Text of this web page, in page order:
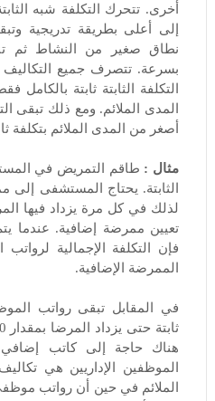
أخرى. تتحرك التكلفة شبه
إلى أعلى بطريقة تدريجية
نطاق صغير من النشاط ثم
بسرعة. تتصرف جميع التكاليف
التكلفة الثابتة ثابتة
المدى الملائم. ومع ذلك تبقى
أصغر من المدى الملائم بتكلفة
مثال : طاقم التمريض في
تعيين ممرضة إضافية. عندما
فإن التكلفة الإجمالية
الممرضة الإضافية.
في المقابل تبقى رواتب
الموظفين الإداريين هي
الملائم في حين أن رواتب